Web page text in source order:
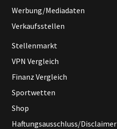
Werbung/Mediadaten
Verkaufsstellen
Stellenmarkt
VPN Vergleich
Finanz Vergleich
Sportwetten
Shop
Haftungsausschluss/Disclaimer